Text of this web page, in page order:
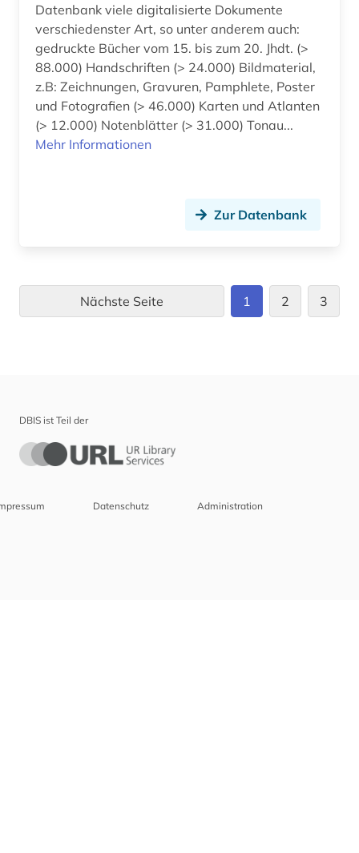
Datenbank viele digitalisierte Dokumente
verschiedenster Art, so unter anderem auch:
gedruckte Bücher vom 15. bis zum 20. Jhdt. (>
88.000) Handschriften (> 24.000) Bildmaterial,
z.B: Zeichnungen, Gravuren, Pamphlete, Poster
und Fotografien (> 46.000) Karten und Atlanten
(> 12.000) Notenblätter (> 31.000) Tonau...
Mehr Informationen
Zur Datenbank
Nächste Seite 1 2 3
DBIS ist Teil der
Datenschutz Administration